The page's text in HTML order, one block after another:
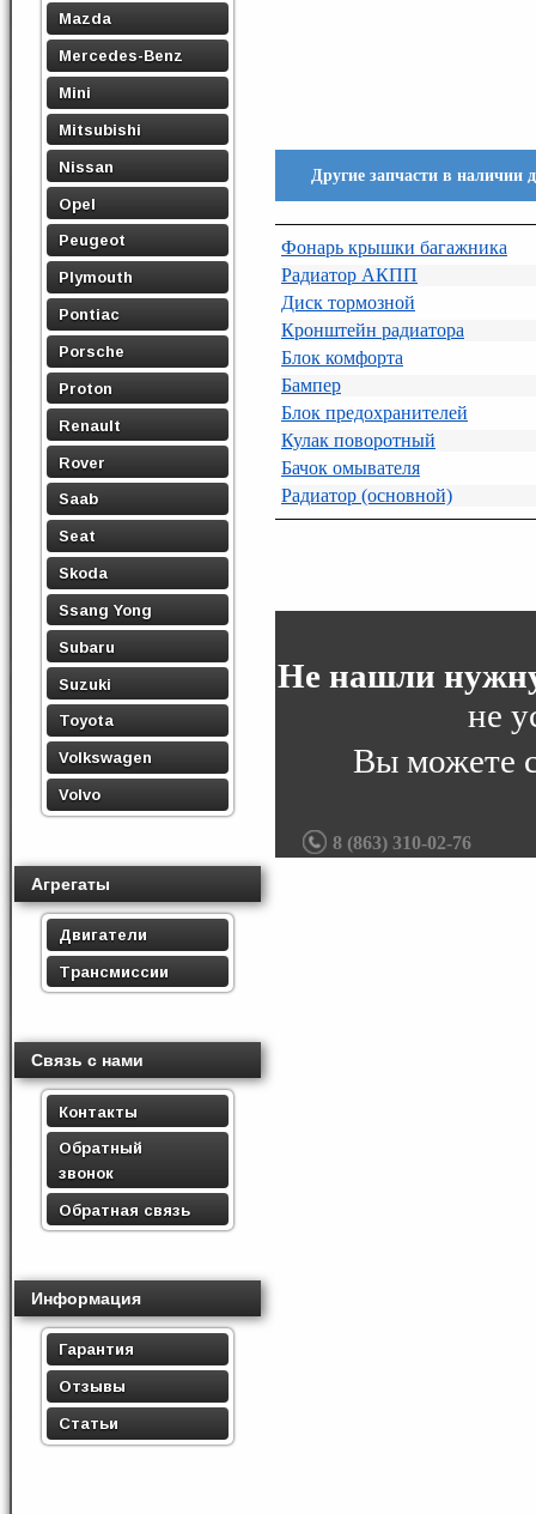
Mazda
Mercedes-Benz
Mini
Mitsubishi
Nissan
Opel
Peugeot
Plymouth
Pontiac
Porsche
Proton
Renault
Rover
Saab
Seat
Skoda
Ssang Yong
Subaru
Suzuki
Toyota
Volkswagen
Volvo
Агрегаты
Двигатели
Трансмиссии
Связь с нами
Контакты
Обратный
звонок
Обратная связь
Информация
Гарантия
Отзывы
Статьи
Другие запчасти в наличии
Фонарь крышки багажника
Радиатор АКПП
Диск тормозной
Кронштейн радиатора
Блок комфорта
Бампер
Блок предохранителей
Кулак поворотный
Бачок омывателя
Радиатор (основной)
Не нашли
не
Вы можете
8 (863) 310-02-76